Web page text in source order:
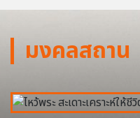
มงคลสถาน